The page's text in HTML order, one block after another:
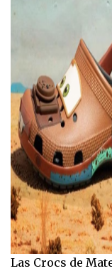
Las Crocs de